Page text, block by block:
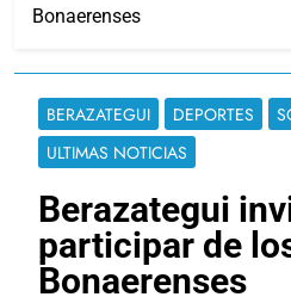
Bonaerenses
BERAZATEGUI DEPORTES
ULTIMAS NOTICIAS
Berazategui
participar de
Bonaerenses